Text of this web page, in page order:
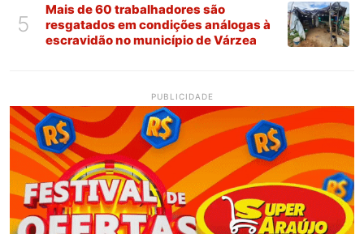
5
Mais de 60 trabalhadores são
resgatados em condições análogas à
escravidão no município de Várzea
PUBLICIDADE